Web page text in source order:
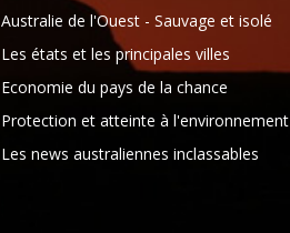
Australie de l'Ouest - Sauvage et isolé
Les états et les principales villes
Economie du pays de la chance
Protection et atteinte à l'environnement
Les news australiennes inclassables